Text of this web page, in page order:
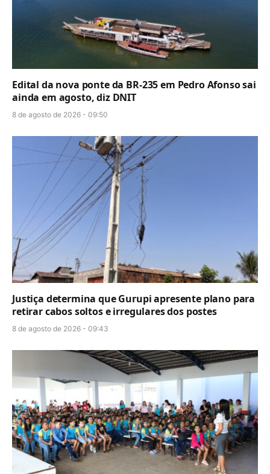
Edital da nova ponte da BR-235 em Pedro Afonso sai
ainda em agosto, diz DNIT
8 de agosto de 2026 - 09:50
Justiça determina que Gurupi apresente plano para
retirar cabos soltos e irregulares dos postes
8 de agosto de 2026 - 09:43